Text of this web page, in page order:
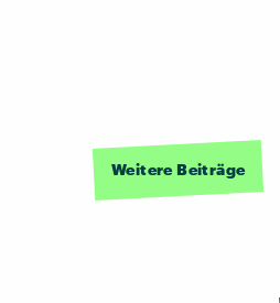
Weitere Beiträge